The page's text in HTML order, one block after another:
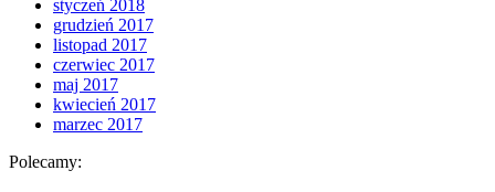
styczeń 2018
grudzień 2017
listopad 2017
czerwiec 2017
maj 2017
kwiecień 2017
marzec 2017
Polecamy: